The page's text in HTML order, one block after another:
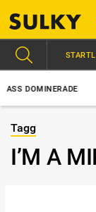
DOMINERADE
Tagg
I’M A